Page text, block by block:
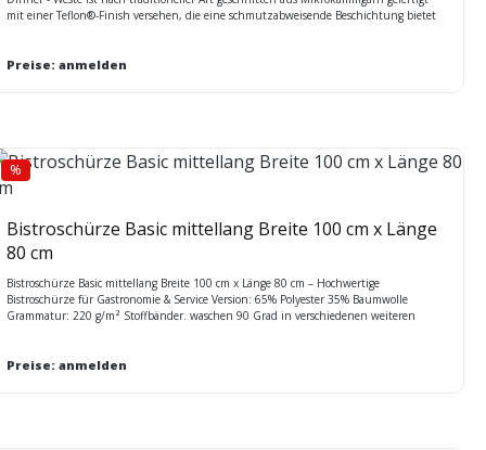
mit einer Teflon®-Finish versehen, die eine schmutzabweisende Beschichtung bietet
Preise: anmelden
Rabatt
%
Bistroschürze Basic mittellang Breite 100 cm x Länge
80 cm
Bistroschürze Basic mittellang Breite 100 cm x Länge 80 cm – Hochwertige
Bistroschürze für Gastronomie & Service Version: 65% Polyester 35% Baumwolle
Grammatur: 220 g/m² Stoffbänder. waschen 90 Grad in verschiedenen weiteren
Farbe: weiß Grammatur: 230 g/m² Waschen 90°C
Preise: anmelden